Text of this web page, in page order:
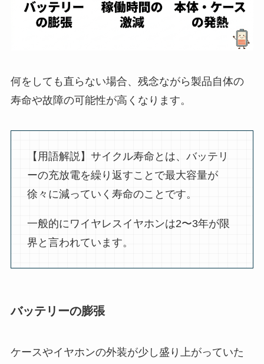
何をしても直らない場合、残念ながら製品自体の
寿命や故障の可能性が高くなります。
【用語解説】サイクル寿命とは、バッテリ
ーの充放電を繰り返すことで最大容量が
徐々に減っていく寿命のことです。
一般的にワイヤレスイヤホンは2〜3年が限
界と言われています。
バッテリーの膨張
ケースやイヤホンの外装が少し盛り上がっていた